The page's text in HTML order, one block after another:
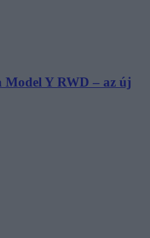
Model Y RWD – az új